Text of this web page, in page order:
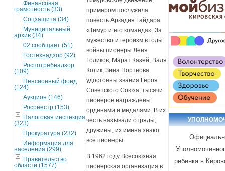
Финансовая
грамотность (33)
Соцзащита (34)
Муниципальный
архив (34)
02 сообщает (51)
Гостехнадзор (92)
Роспотребнадзор
(109)
Пенсионный фонд
(124)
Аукцион (146)
Росреестр (153)
Налоговая инспекция
(323)
Прокуратура (232)
Информация для
населения (299)
Правительство
области (1577)
примером послужила
повесть Аркадия Гайдара
«Тимур и его команда». За
мужество и героизм в годы
войны пионеры Лёня
Голиков, Марат Казей, Валя
Котик, Зина Портнова
удостоены звания Героя
Советского Союза, тысячи
пионеров награждены
орденами и медалями. В их
честь называли отряды,
дружины, их имена знают
все пионеры.
В 1962 году Всесоюзная
пионерская организация в
ребенка в